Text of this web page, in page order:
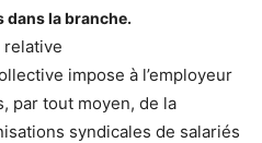
la branche.
relative
impose à l’employeur
par tout moyen, de la
syndicales de salariés